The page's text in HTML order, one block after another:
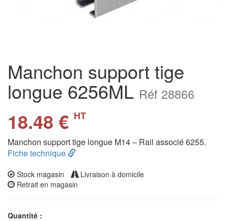
Manchon support tige
longue 6256ML Réf 28866
18.48 € HT
Manchon support tige longue M14 – Rail associé 6255.
Fiche technique
Stock magasin
Livraison à domicile
Retrait en magasin
Quantité :